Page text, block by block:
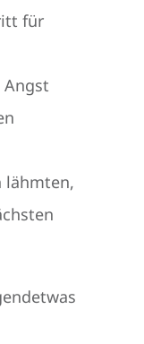
für
Angst
lähmten,